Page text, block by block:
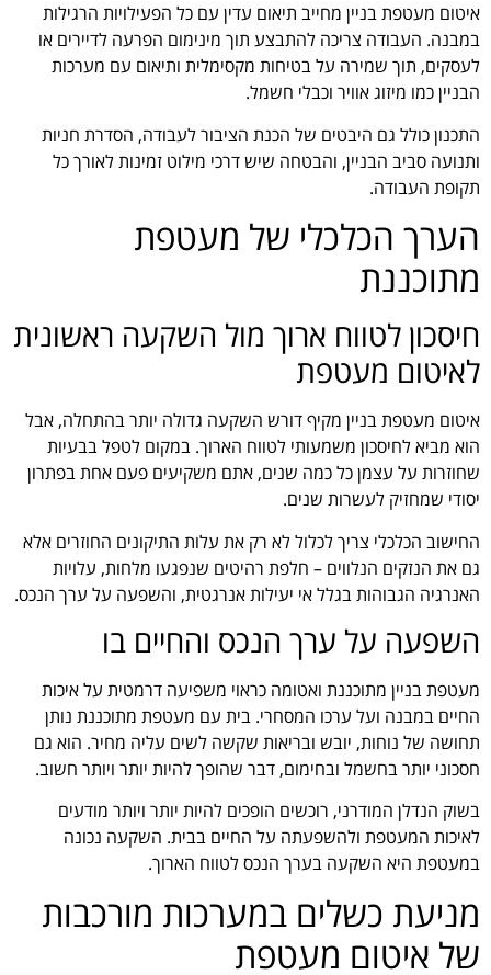
איטום מעטפת בניין מחייב תיאום עדין עם כל הפעילויות הרגילות
במבנה. העבודה צריכה להתבצע תוך מינימום הפרעה לדיירים או
לעסקים, תוך שמירה על בטיחות מקסימלית ותיאום עם מערכות
הבניין כמו מיזוג אוויר וכבלי חשמל.
התכנון כולל גם היבטים של הכנת הציבור לעבודה, הסדרת חניות
ותנועה סביב הבניין, והבטחה שיש דרכי מילוט זמינות לאורך כל
תקופת העבודה.
הערך הכלכלי של מעטפת
מתוכננת
חיסכון לטווח ארוך מול השקעה ראשונית
לאיטום מעטפת
איטום מעטפת בניין מקיף דורש השקעה גדולה יותר בהתחלה, אבל
הוא מביא לחיסכון משמעותי לטווח הארוך. במקום לטפל בבעיות
שחוזרות על עצמן כל כמה שנים, אתם משקיעים פעם אחת בפתרון
יסודי שמחזיק לעשרות שנים.
החישוב הכלכלי צריך לכלול לא רק את עלות התיקונים החוזרים אלא
גם את הנזקים הנלווים – חלפת רהיטים שנפגעו מלחות, עלויות
האנרגיה הגבוהות בגלל אי יעילות אנרגטית, והשפעה על ערך הנכס.
השפעה על ערך הנכס והחיים בו
מעטפת בניין מתוכננת ואטומה כראוי משפיעה דרמטית על איכות
החיים במבנה ועל ערכו המסחרי. בית עם מעטפת מתוכננת נותן
תחושה של נוחות, יובש ובריאות שקשה לשים עליה מחיר. הוא גם
חסכוני יותר בחשמל ובחימום, דבר שהופך להיות יותר ויותר חשוב.
בשוק הנדלן המודרני, רוכשים הופכים להיות יותר ויותר מודעים
לאיכות המעטפת ולהשפעתה על החיים בבית. השקעה נכונה
במעטפת היא השקעה בערך הנכס לטווח הארוך.
מניעת כשלים במערכות מורכבות
של איטום מעטפת